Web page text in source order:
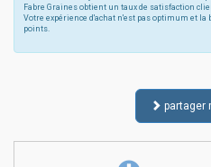
Fabre Graines obtient un taux de satisfaction
Votre expérience d'achat n'est pas optimum et
points.
partager